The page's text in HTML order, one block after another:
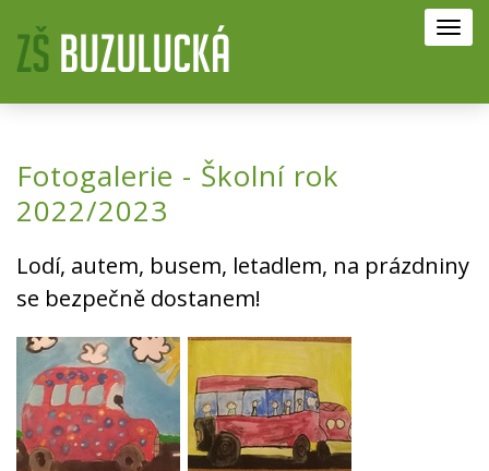
Fotogalerie - Školní rok
2022/2023
Lodí, autem, busem, letadlem, na prázdniny
se bezpečně dostanem!